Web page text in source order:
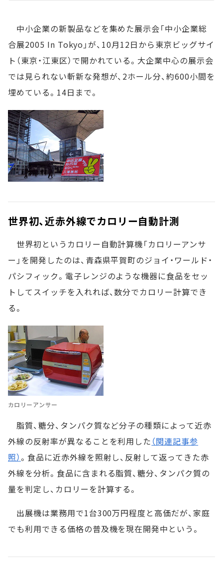
中小企業の新製品などを集めた展示会「中小企業総
合展2005 In Tokyo」が、10月12日から東京ビッグサイ
ト（東京・江東区）で開かれている。大企業中心の展示会
では見られない斬新な発想が、2ホール分、約600小間を
埋めている。14日まで。
世界初、近赤外線でカロリー自動計測
世界初というカロリー自動計算機「カロリーアンサ
ー」を開発したのは、青森県平賀町のジョイ・ワールド・
パシフィック。電子レンジのような機器に食品をセッ
トしてスイッチを入れれば、数分でカロリー計算でき
る。
カロリーアンサー
脂質、糖分、タンパク質など分子の種類によって近赤
外線の反射率が異なることを利用した （関連記事参
照）。食品に近赤外線を照射し、反射して返ってきた赤
外線を分析。食品に含まれる脂質、糖分、タンパク質の
量を判定し、カロリーを計算する。
出展機は業務用で1台300万円程度と高価だが、家庭
でも利用できる価格の普及機を現在開発中という。